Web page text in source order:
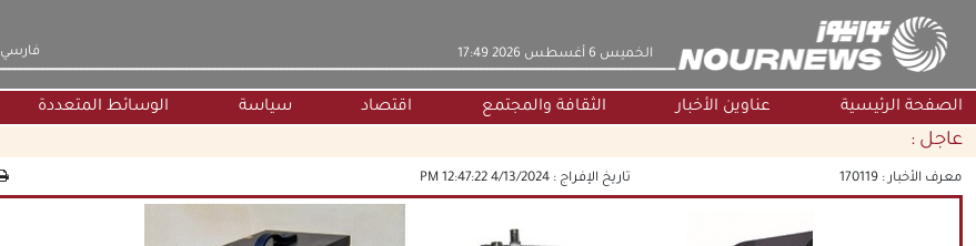
‫‫الخميس‬‬ 6 أغسطس 2026 17:49 فارسي
الصفحة الرئيسية عناوين الأخبار الثقافة والمجتمع اقتصاد سياسة الوسائط المتعددة
عاجل :
معرف الأخبار : 170119 تاريخ الإفراج : 4/13/2024 12:47:22 PM